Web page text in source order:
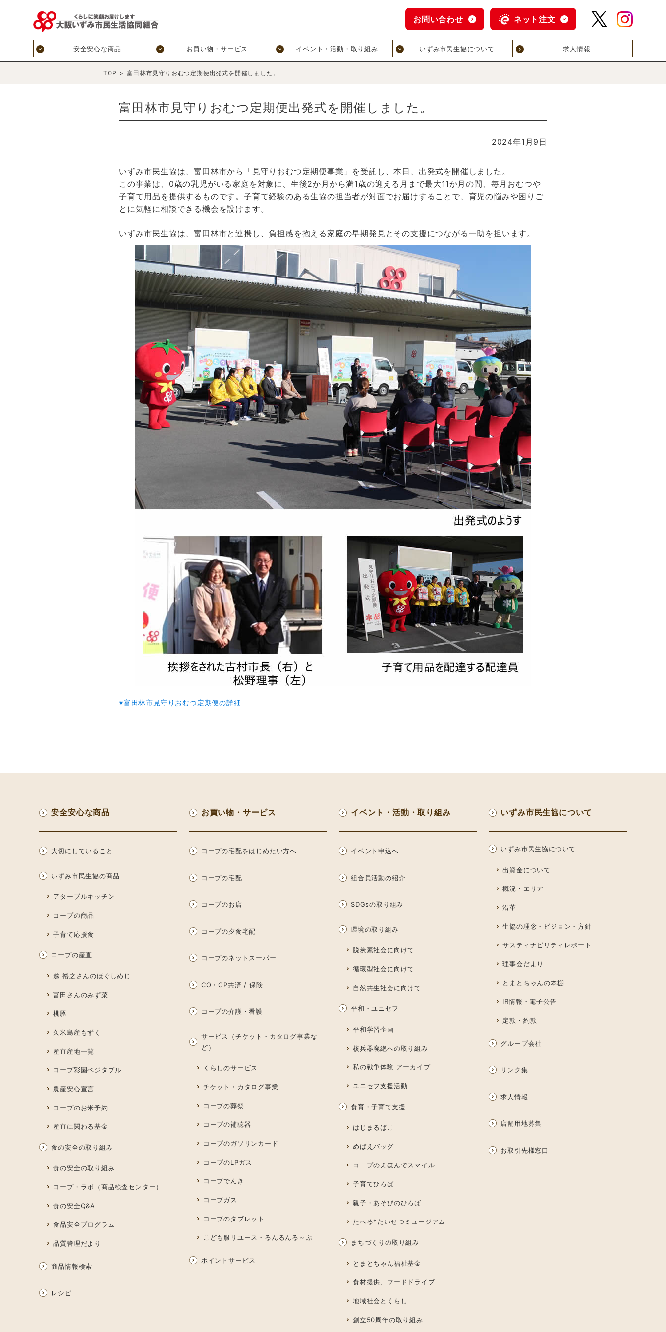
安全安心な商品 お買い物・サービス イベント・活動・取り組み いずみ市民生協について 求人情報
お問い合わせ ネット注文
TOP > 富田林市見守りおむつ定期便出発式を開催しました。
富田林市見守りおむつ定期便出発式を開催しました。
2024年1月9日
いずみ市民生協は、富田林市から「見守りおむつ定期便事業」を受託し、本日、出発式を開催しました。
この事業は、0歳の乳児がいる家庭を対象に、生後2か月から満1歳の迎える月まで最大11か月の間、毎月おむつや
子育て用品を提供するものです。子育て経験のある生協の担当者が対面でお届けすることで、育児の悩みや困りご
とに気軽に相談できる機会を設けます。
いずみ市民生協は、富田林市と連携し、負担感を抱える家庭の早期発見とその支援につながる一助を担います。
※富田林市見守りおむつ定期便の詳細
安全安心な商品
大切にしていること
いずみ市民生協の商品
アターブルキッチン
コープの商品
子育て応援食
コープの産直
越 裕之さんのほぐしめじ
冨田さんのみず菜
桃豚
久米島産もずく
産直産地一覧
コープ彩園ベジタブル
農産安心宣言
コープのお米予約
産直に関わる基金
食の安全の取り組み
食の安全の取り組み
コープ・ラボ（商品検査センター）
食の安全Q&A
食品安全プログラム
品質管理だより
商品情報検索
レシピ
お買い物・サービス
コープの宅配をはじめたい方へ
コープの宅配
コープのお店
コープの夕食宅配
コープのネットスーパー
CO・OP共済 / 保険
コープの介護・看護
サービス（チケット・カタログ事業な
ど）
くらしのサービス
チケット・カタログ事業
コープの葬祭
コープの補聴器
コープのガソリンカード
コープのLPガス
コープでんき
コープガス
コープのタブレット
こども服リユース・るんるんる～ぷ
ポイントサービス
イベント・活動・取り組み
イベント申込へ
組合員活動の紹介
SDGsの取り組み
環境の取り組み
脱炭素社会に向けて
循環型社会に向けて
自然共生社会に向けて
平和・ユニセフ
平和学習企画
核兵器廃絶への取り組み
私の戦争体験 アーカイブ
ユニセフ支援活動
食育・子育て支援
はじまるばこ
めばえバッグ
コープのえほんでスマイル
子育てひろば
親子・あそびのひろば
たべる*たいせつミュージアム
まちづくりの取り組み
とまとちゃん福祉基金
食材提供、フードドライブ
地域社会とくらし
創立50周年の取り組み
いずみ市民生協について
いずみ市民生協について
出資金について
概況・エリア
沿革
生協の理念・ビジョン・方針
サスティナビリティレポート
理事会だより
とまとちゃんの本棚
IR情報・電子公告
定款・約款
グループ会社
リンク集
求人情報
店舗用地募集
お取引先様窓口